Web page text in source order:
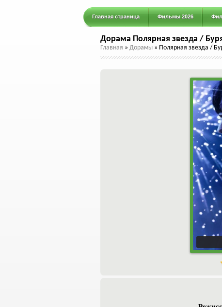
Главная страница Фильмы 2026
Дорама Полярная звезда /
Главная » Дорамы » Полярная звезда /